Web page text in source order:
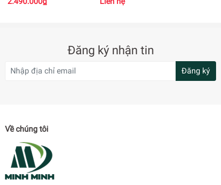
Nơi sản xuất: Việt nam
Kháng khuẩn, khử mùi: nano bạc
Tính năng/ Tiện ích:
Bảo hành 30 tháng
Đăng ký nhận tin
Đăng ký
Về chúng tôi